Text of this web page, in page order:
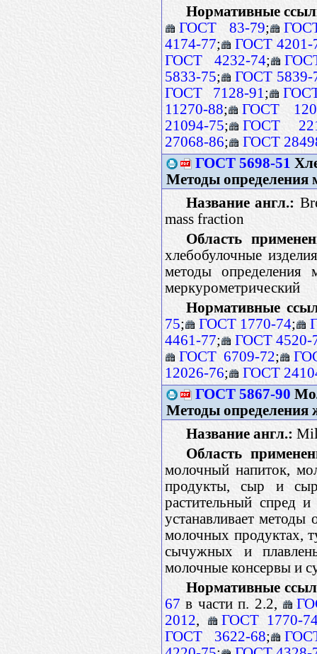
Нормативные
ГОСТ 83-79;
4174-77;
ГОСТ 4201-
ГОСТ 4232-74;
5833-75;
ГОСТ 5839-
ГОСТ 7128-91 ;
11270-88;
ГОСТ
21094-75;
ГОСТ
27068-86;
ГОСТ
ГОСТ 5698-51
Методы определения
Название англ.:
mass fraction
Область
хлебобулочные
методы определения
меркурометрический
Нормативные
75; ГОСТ 1770-74;
4461-77;
ГОСТ 4520-
ГОСТ 6709-72;
12026-76;
ГОСТ
ГОСТ 5867-90
Методы определения
Название англ.:
Область
молочный напиток,
продукты, сыр и
растительный спред
устанавливает
молочных продуктах,
сычужных и
молочные консервы и
Нормативные
67 в части п. 2.2,
2012,
ГОСТ 1770-
ГОСТ 3622-68;